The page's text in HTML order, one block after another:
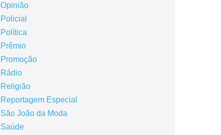
Opinião
Policial
Política
Prêmio
Promoção
Rádio
Religião
Reportagem Especial
São João da Moda
Saúde